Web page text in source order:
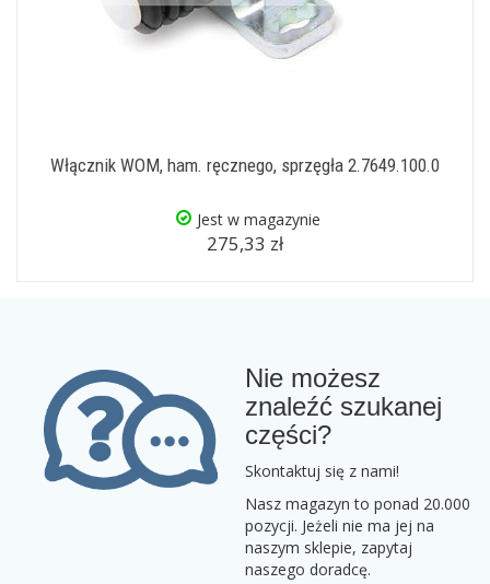
Włącznik WOM, ham. ręcznego, sprzęgła 2.7649.100.0
Jest w magazynie
275,33 zł
Nie możesz
znaleźć szukanej
części?
Skontaktuj się z nami!
Nasz magazyn to ponad 20.000
pozycji. Jeżeli nie ma jej na
naszym sklepie, zapytaj
naszego doradcę.